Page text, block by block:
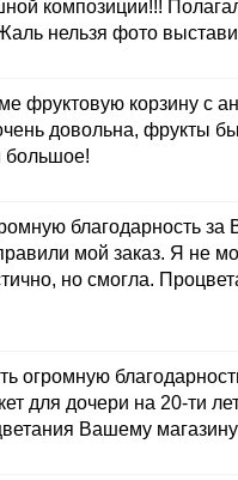
композиции!!!
нельзя фото
фруктовую корзину с
довольна, фрукты
большое!
благодарность за
мой заказ. Я не
но смогла.
огромную
для дочери на 20-ти
Вашему магазину